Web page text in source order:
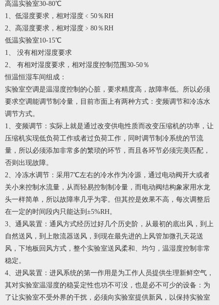
高温实验室30-80℃
1、低湿度要求，相对湿度﹤50％RH
2、高湿度要求，相对湿度﹥80％RH
低温实验室10-15℃
1、 没有相对湿度要求
2、 有相对湿度要求，相对湿度控制范围30-50％
恒温恒湿车间组成：
实验室空调是温湿度控制的心脏，要求精度高，故障率低。所以必须
要求空调能调节制冷量，目前市面上有两种方式：变频调节和冷冻水
调节方式。
1、变频调节：实际上就是通过改变供电性质而改变压缩机的功率，让
压缩机实现低负荷工作或者过负荷工作，同时调节制冷系统的节流
量，所以必须添加非常多的繁琐的环节，而且各环节必须完美匹配，
否则出现故障。
2、冷冻水调节：采用7℃左右的冷水作为冷源，通过电动阀开大或者
关小来控制水流量，从而轻易控制制冷量，而电动阀结构象家用水龙
头一样简单，所以故障率几乎为零。但其控是效果不高，每次调整后
在一定的时间段内只能达到±5%RH。
3、通风装置：通风方式经历过好几个历史阶，从最初的底出风，到上
自然送风，到上散流器送风，到现在最先进的上风管加微孔天花送
风，下地板回风方式，整个实验室送风柔和、均匀，温湿度控制非常
稳定。
4、进风装置：进风系统的第一作用是为工作人员提供生理新鲜空气，
其对实验室温湿度的稳妥定性也功不可没，也是必不可少的设备：为
了让实验室不受外界的干扰，必须向实验室提供新风，以保持实验室